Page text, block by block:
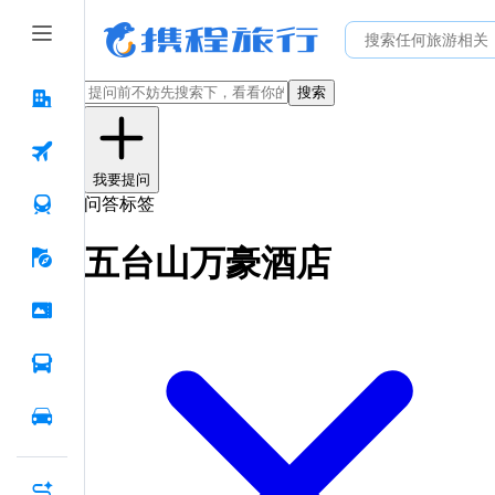
搜索
我要提问
问答标签
五台山万豪酒店